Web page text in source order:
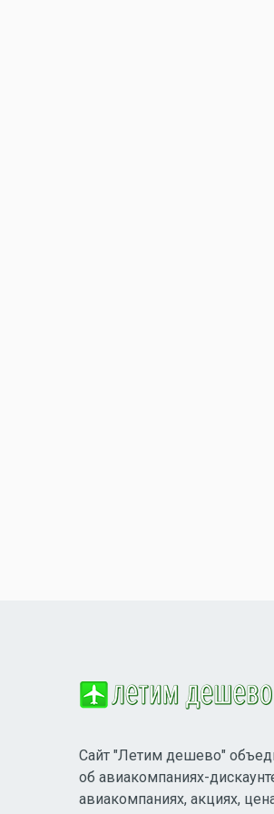
Сайт "Летим дешево"
об авиакомпаниях-
авиакомпаниях, акциях,